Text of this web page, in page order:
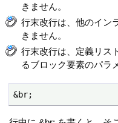
きません。
行末改行は、他のイン
きません。
行末改行は、定義リス
るブロック要素のパラ
&br;